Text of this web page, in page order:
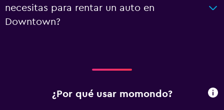
necesitas para rentar un auto en
Downtown?
¿Por qué usar momondo?